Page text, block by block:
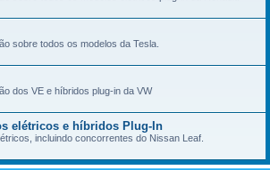
sobre todos os modelos da Tesla.
dos VE e híbridos plug-in da VW
elétricos e híbridos Plug-In
incluindo concorrentes do Nissan Leaf.